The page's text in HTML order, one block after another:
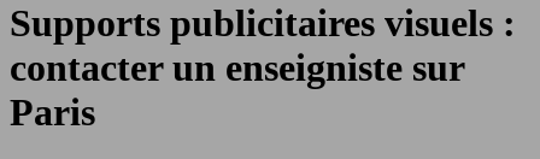
Supports publicitaires visuels :
contacter un enseigniste sur
Paris